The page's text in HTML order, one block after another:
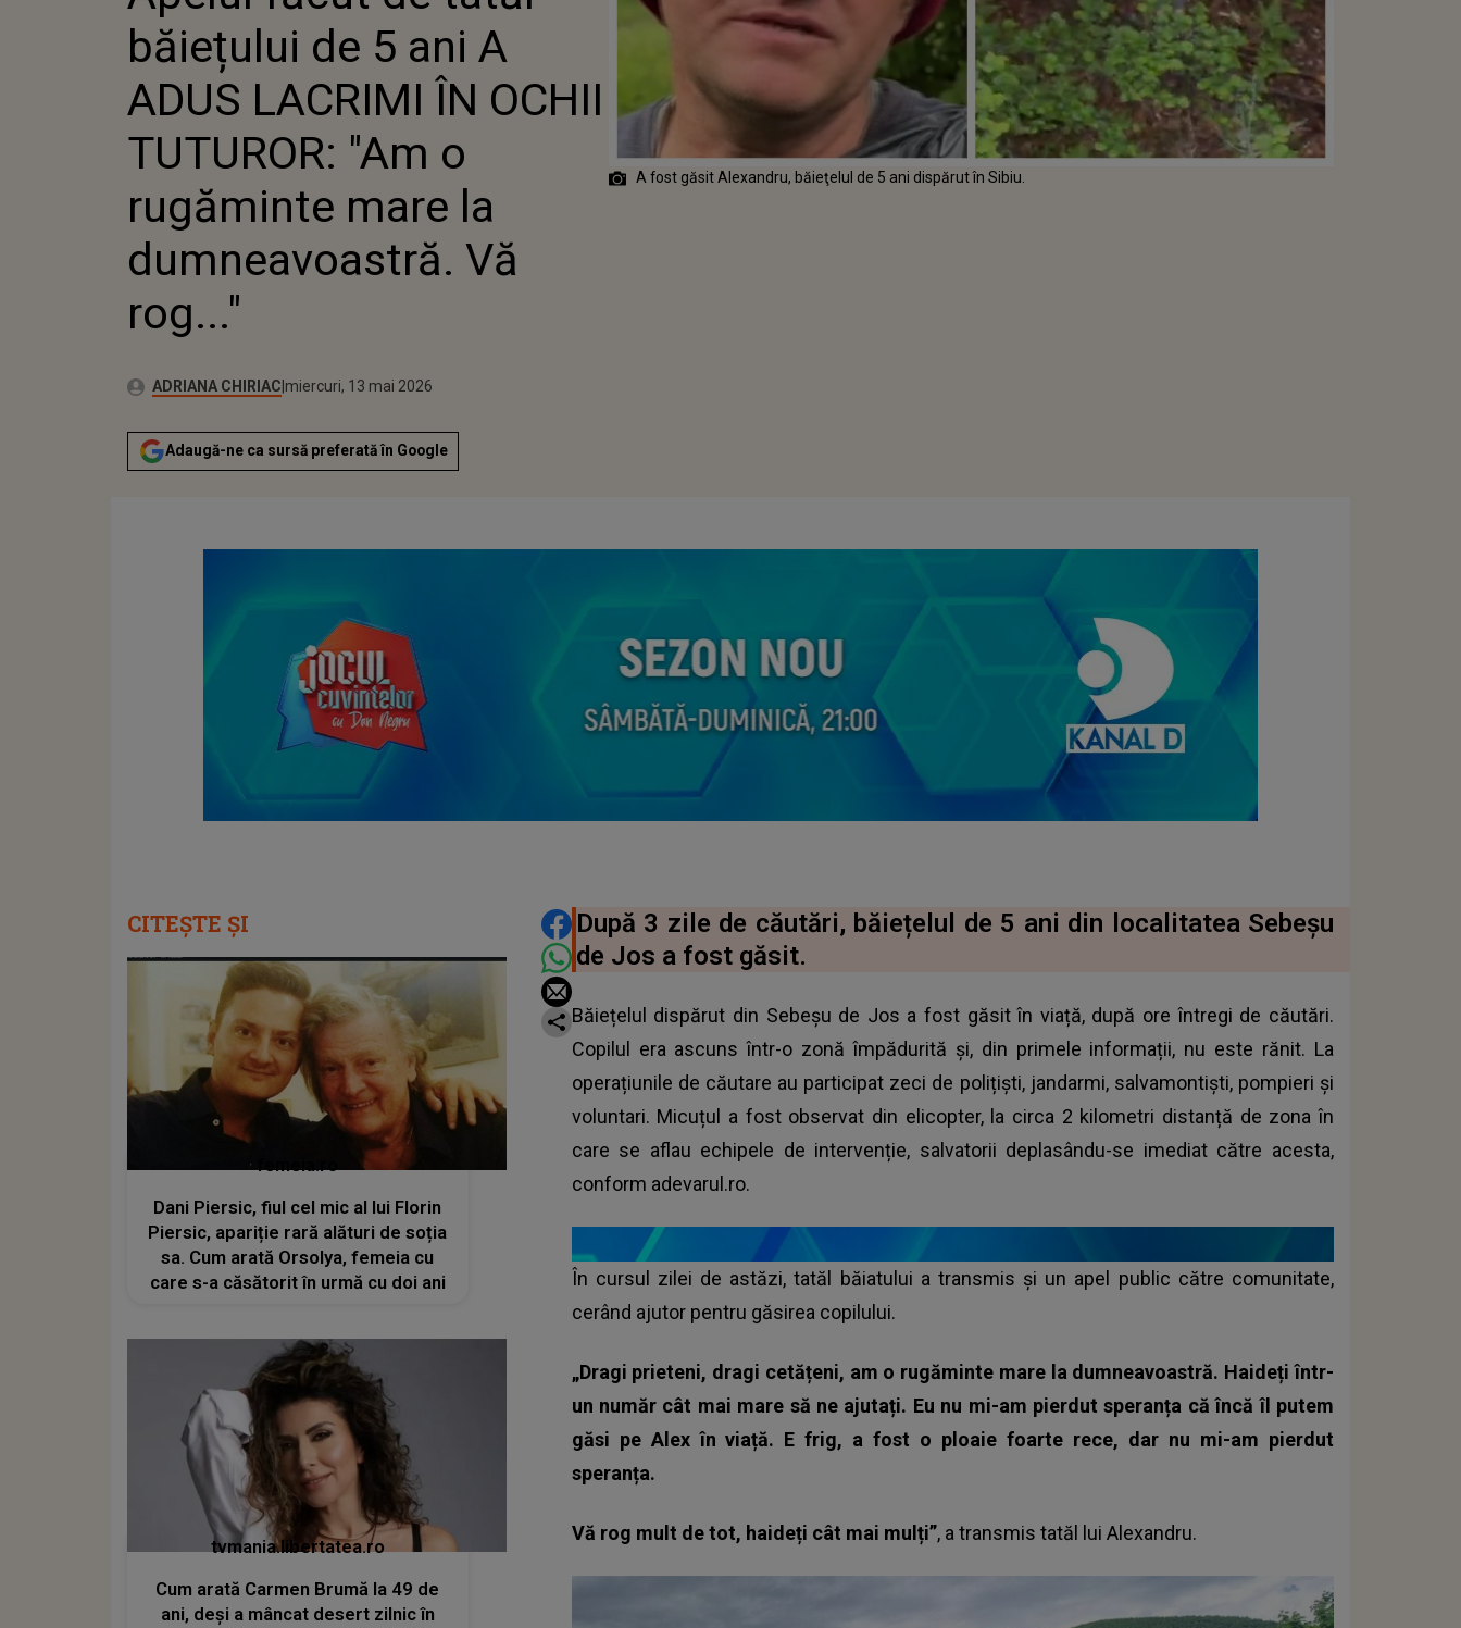
TUTUROR: "AM O
RUGĂMINTE MARE LA
DUMNEAVOASTRĂ. VĂ
ROG..."
băiețului de 5 ani A
ADUS LACRIMI ÎN OCHII
TUTUROR: "Am o
rugăminte mare la
dumneavoastră. Vă
rog..."
Autor:ADRIANA CHIRIACPublicat:
miercuri, 13 mai 2026
Actualizat:
miercuri, 13 mai 2026
Adaugă-ne ca sursă preferată în Google
A fost găsit Alexandru, băieţelul de 5 ani dispărut în Sibiu.
DISTRIBUIE ARTICOLUL
După 3 zile de căutări, băiețelul de 5 ani din localitatea Sebeșu
de Jos a fost găsit.
Băiețelul dispărut din Sebeșu de Jos a fost găsit în viață, după ore întregi de căutări.
Copilul era ascuns într-o zonă împădurită și, din primele informații, nu este rănit. La
operațiunile de căutare au participat zeci de polițiști, jandarmi, salvamontiști, pompieri și
voluntari. Micuțul a fost observat din elicopter, la circa 2 kilometri distanță de zona în
care se aflau echipele de intervenție, salvatorii deplasându-se imediat către acesta,
conform adevarul.ro.
În cursul zilei de astăzi, tatăl băiatului a transmis și un apel public către comunitate,
cerând ajutor pentru găsirea copilului.
„Dragi prieteni, dragi cetățeni, am o rugăminte mare la dumneavoastră. Haideți într-
un număr cât mai mare să ne ajutați. Eu nu mi-am pierdut speranța că încă îl putem
găsi pe Alex în viață. E frig, a fost o ploaie foarte rece, dar nu mi-am pierdut
speranța.
Vă rog mult de tot, haideți cât mai mulți”, a transmis tatăl lui Alexandru.
CITEȘTE ȘI
femeia.ro
Dani Piersic, fiul cel mic al lui Florin
Piersic, apariție rară alături de soția
sa. Cum arată Orsolya, femeia cu
care s-a căsătorit în urmă cu doi ani
tvmania.libertatea.ro
Cum arată Carmen Brumă la 49 de
ani, deși a mâncat desert zilnic în